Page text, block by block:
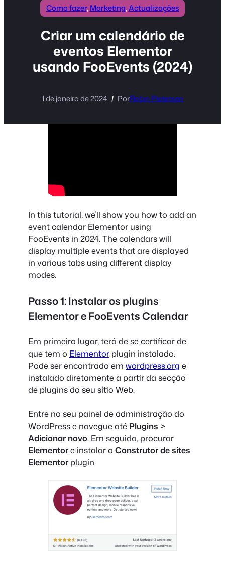
Como fazer, Marketing, Actualizações
Criar um calendário de
eventos Elementor
usando FooEvents (2024)
1 de janeiro de 2024 PorRobin Pietersen
In this tutorial, we’ll show you how to add an
event calendar Elementor using
FooEvents in 2024. The calendars will
display multiple events that are displayed
in various tabs using different display
modes.
Passo 1: Instalar os plugins
Elementor e FooEvents Calendar
Em primeiro lugar, terá de se certificar de
que tem o Elementor plugin instalado.
Pode ser encontrado em wordpress.org e
instalado diretamente a partir da secção
de plugins do seu sítio Web.
Entre no seu painel de administração do
WordPress e navegue até Plugins >
Adicionar novo. Em seguida, procurar
Elementore instalar o Construtor de sites
Elementor plugin.